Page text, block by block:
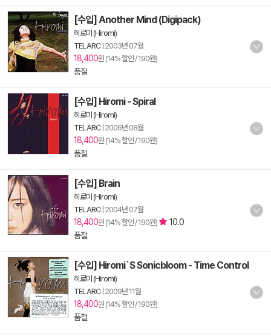
[수입] Another Mind (Digipack)
히로미 (Hiromi)
TELARC| 2003년 07월
18,400원 (14% 할인 / 190원)
품절
[수입] Hiromi - Spiral
히로미 (Hiromi)
TELARC| 2006년 08월
18,400원 (14% 할인 / 190원)
품절
[수입] Brain
히로미 (Hiromi)
TELARC| 2004년 07월
18,400원 (14% 할인 / 190원)
10.0
품절
[수입] Hiromi`S Sonicbloom - Time Control
히로미 (Hiromi)
TELARC| 2009년 11월
18,400원 (14% 할인 / 190원)
품절